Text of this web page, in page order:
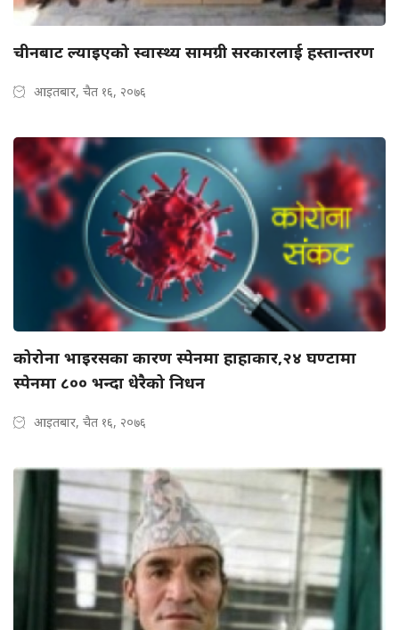
चीनबाट ल्याइएको स्वास्थ्य सामग्री सरकारलाई हस्तान्तरण
आइतबार, चैत १६, २०७६
कोरोना भाइरसका कारण स्पेनमा हाहाकार,२४ घण्टामा
स्पेनमा ८०० भन्दा धेरैको निधन
आइतबार, चैत १६, २०७६